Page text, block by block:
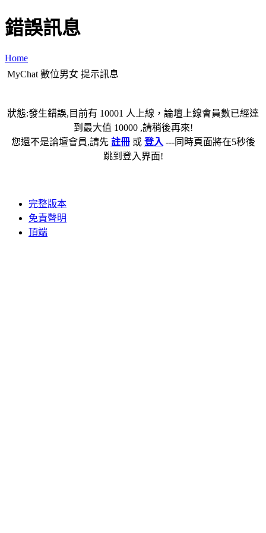
錯誤訊息
Home
MyChat 數位男女 提示訊息
狀態:發生錯誤,目前有 10001 人上線，論壇上線會員數已經達
到最大值 10000 ,請稍後再來!
您還不是論壇會員,請先 註冊或 登入 ---同時頁面將在5秒後
跳到登入界面!
完整版本
免責聲明
頂端